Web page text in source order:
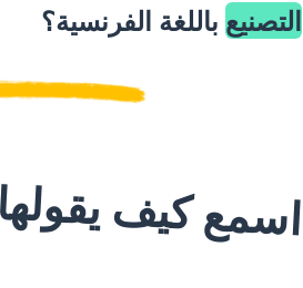
التصنيع باللغة الفرنسية؟
اسمع كيف